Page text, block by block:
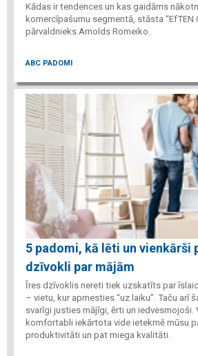
Kādas ir tendences un kas gaidāms
komercīpašumu segmentā, stāsta “EfTEN
pārvaldnieks Arnolds Romeiko.
ABC PADOMI
5 padomi, kā lēti un vienkārši
dzīvokli par mājām
Īres dzīvoklis nereti tiek uzskatīts par
– vietu, kur apmesties “uz laiku”. Taču arī
svarīgi justies mājīgi, ērti un iedvesmojoši.
komfortabli iekārtota vide ietekmē mūsu
produktivitāti un pat miega kvalitāti.